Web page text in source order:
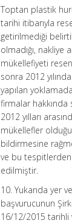
Toptan plastik
tarihi itibarıyla
getirilmediği
olmadığı, nakliye
mükellefiyeti
sonra 2012
yapılan
firmalar
2012 yılları
mükellefler olduğu
bildirmesine
ve bu
edilmiştir.
10. Yukarıda yer
başvurucunun
16/12/2015